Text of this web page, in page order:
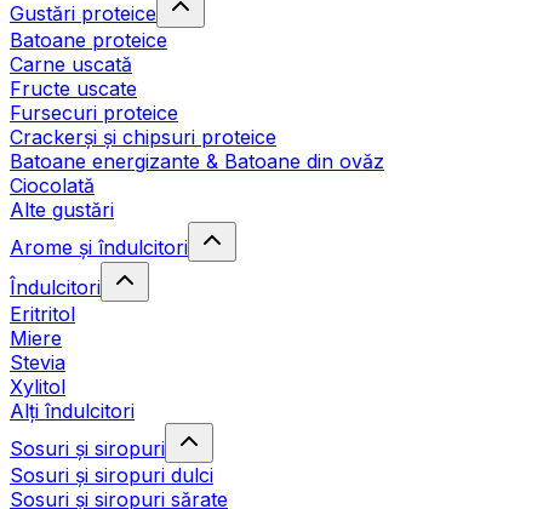
Gustări proteice
Batoane proteice
Carne uscată
Fructe uscate
Fursecuri proteice
Crackerși și chipsuri proteice
Batoane energizante & Batoane din ovăz
Ciocolată
Alte gustări
Arome și îndulcitori
Îndulcitori
Eritritol
Miere
Stevia
Xylitol
Alți îndulcitori
Sosuri și siropuri
Sosuri și siropuri dulci
Sosuri și siropuri sărate